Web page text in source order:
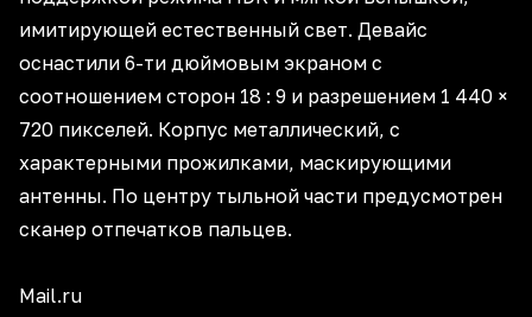
имитирующей естественный свет. Девайс
оснастили 6-ти дюймовым экраном с
соотношением сторон 18 : 9 и разрешением 1 440 ×
720 пикселей. Корпус металлический, с
характерными прожилками, маскирующими
антенны. По центру тыльной части предусмотрен
сканер отпечатков пальцев.
Mail.ru